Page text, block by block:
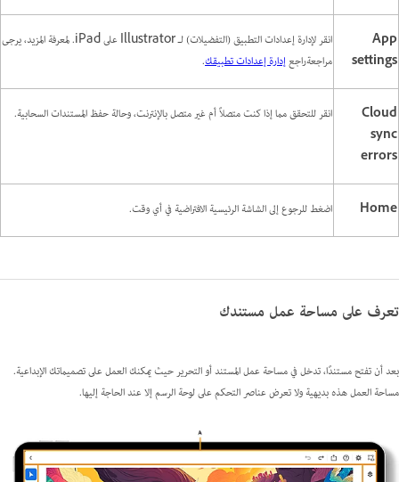
App
settings
انقر لإدارة إعدادات التطبيق (التفضيلات) لـ Illustrator على iPad. لمعرفة المزيد، يرجى
مراجعةراجعإدارة إعدادات تطبيقك.
Cloud
sync
errors
انقر للتحقق مما إذا كنت متصلاً أم غير متصل بالإنترنت، وحالة حفظ المستندات السحابية.
Home اضغط للرجوع إلى الشاشة الرئيسية الافتراضية في أي وقت.
تعرف على مساحة عمل مستندك
بعد أن تفتح مستندًا، تدخل في مساحة عمل المستند أو التحرير حيث يمكنك العمل على تصميماتك الإبداعية.
مساحة العمل هذه بديهية ولا تعرض عناصر التحكم على لوحة الرسم إلا عند الحاجة إليها.